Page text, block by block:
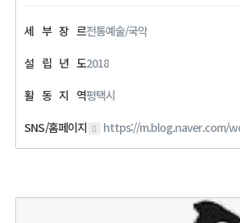
세 부 장 르전통예술/국악
설 립 년 도2018
활 동 지 역평택시
SNS/홈페이지
https://m.blog.naver.com/